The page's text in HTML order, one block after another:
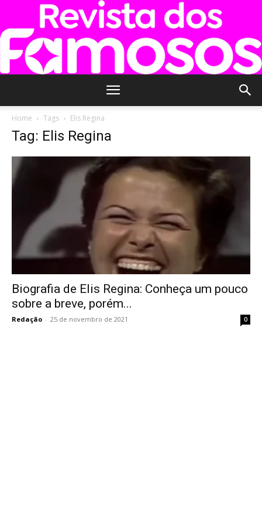
Famosos
Home Tags Elis Regina
Tag: Elis Regina
Biografia de Elis Regina: Conheça um pouco
sobre a breve, porém...
Redação - 25 de novembro de 2021 0